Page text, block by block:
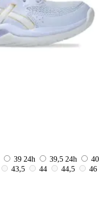
39 24h 39,5 24h
40
43,5 44 44,5
46